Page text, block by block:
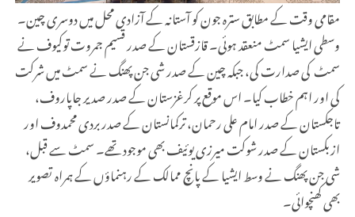
مقامی وقت کے مطابق سترہ جون کو آستانہ کے آزادی محل میں دوسری چین۔
وسطی ایشیا سمٹ منعقد ہوئی۔ قازقستان کے صدر قسیم جمروت توکیوف نے
سمٹ کی صدارت کی، جبکہ چین کے صدر شی جن پھنگ نے سمٹ میں شرکت
کی اور اہم خطاب کیا۔ اس موقع پر کرغزستان کے صدر صدیر جاپاروف،
تاجکستان کے صدر امام علی رحمان، ترکمانستان کے صدر بردی محمدوف اور
ازبکستان کے صدر شوکت میرزی یوئیف بھی موجود تھے۔ سمٹ سے قبل،
شی جن پھنگ نے وسط ایشیا کے پانچ ممالک کے رہنماؤں کے ہمراہ تصویر
بھی کھنچوائی۔